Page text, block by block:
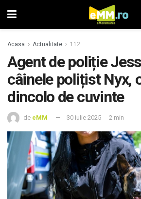
Acasa Actualitate 112
Agent de poliție
câinele polițist Nyx,
dincolo de cuvinte
de eMM 30 iulie 2025 2 min